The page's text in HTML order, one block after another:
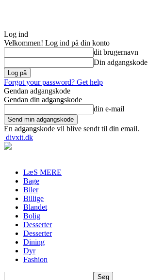
Log ind
Velkommen! Log ind på din konto
dit brugernavn
Din adgangskode
Forgot your password? Get help
Gendan adgangskode
Gendan din adgangskode
din e-mail
En adgangskode vil blive sendt til din email.
divxit.dk
LæS MERE
Bage
Biler
Billige
Blandet
Bolig
Desserter
Desserter
Dining
Dyr
Fashion